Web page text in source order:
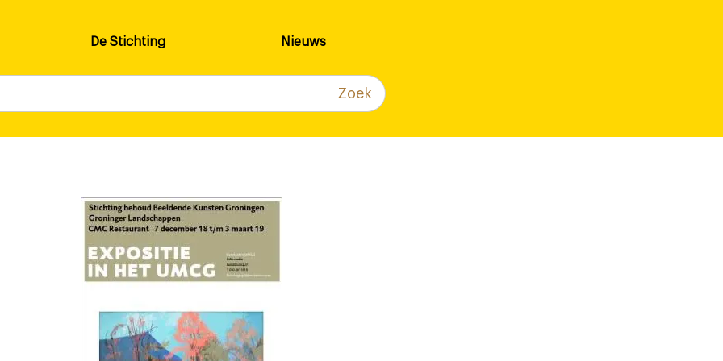
De Stichting Nieuws